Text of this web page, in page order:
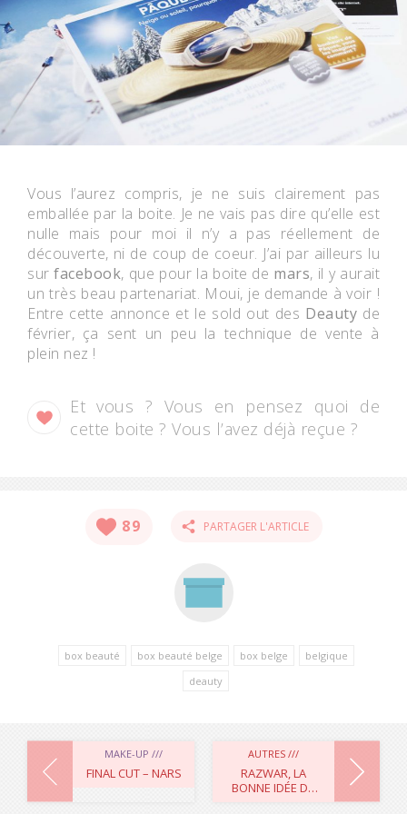
Vous l’aurez compris, je ne suis clairement pas
emballée par la boite. Je ne vais pas dire qu’elle est
nulle mais pour moi il n’y a pas réellement de
découverte, ni de coup de coeur. J’ai par ailleurs lu
surfacebook, que pour la boite de mars, il y aurait
un très beau partenariat. Moui, je demande à voir !
Entre cette annonce et le sold out des Deauty de
février, ça sent un peu la technique de vente à
plein nez !
Et vous ? Vous en pensez quoi de
cette boite ? Vous l’avez déjà reçue ?
89 PARTAGER L'ARTICLE
box beauté box beauté belge box belge
belgique
deauty
NAVIGATION
AUTRES ///
RAZWAR, LA
BONNE IDÉE DU
MAKE-UP ///
FINAL CUT – NARS